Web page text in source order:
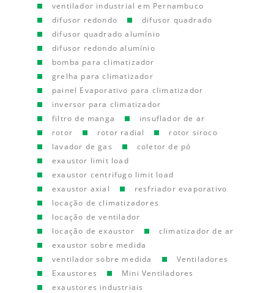
ventilador industrial em Pernambuco
difusor redondo
difusor quadrado
difusor quadrado alumínio
difusor redondo alumínio
bomba para climatizador
grelha para climatizador
painel Evaporativo para climatizador
inversor para climatizador
filtro de manga
insuflador de ar
rotor
rotor radial
rotor siroco
lavador de gas
coletor de pó
exaustor limit load
exaustor centrifugo limit load
exaustor axial
resfriador evaporativo
locação de climatizadores
locação de ventilador
locação de exaustor
climatizador de ar
exaustor sobre medida
ventilador sobre medida
Ventiladores
Exaustores
Mini Ventiladores
exaustores industriais